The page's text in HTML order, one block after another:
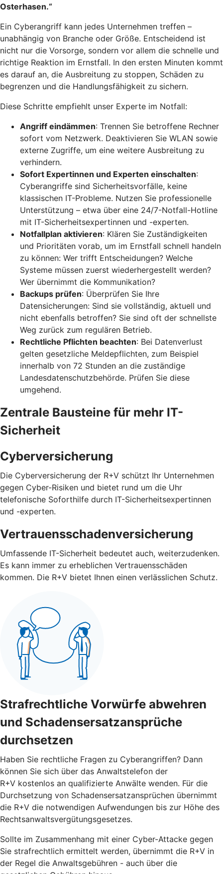
Osterhasen.“
Ein Cyberangriff kann jedes Unternehmen treffen –
unabhängig von Branche oder Größe. Entscheidend ist
nicht nur die Vorsorge, sondern vor allem die schnelle und
richtige Reaktion im Ernstfall. In den ersten Minuten kommt
es darauf an, die Ausbreitung zu stoppen, Schäden zu
begrenzen und die Handlungsfähigkeit zu sichern.
Diese Schritte empfiehlt unser Experte im Notfall:
Angriff eindämmen: Trennen Sie betroffene Rechner
sofort vom Netzwerk. Deaktivieren Sie WLAN sowie
externe Zugriffe, um eine weitere Ausbreitung zu
verhindern.
Sofort Expertinnen und Experten einschalten:
Cyberangriffe sind Sicherheitsvorfälle, keine
klassischen IT-Probleme. Nutzen Sie professionelle
Unterstützung – etwa über eine 24/7-Notfall-Hotline
mit IT-Sicherheitsexpertinnen und -experten.
Notfallplan aktivieren: Klären Sie Zuständigkeiten
und Prioritäten vorab, um im Ernstfall schnell handeln
zu können: Wer trifft Entscheidungen? Welche
Systeme müssen zuerst wiederhergestellt werden?
Wer übernimmt die Kommunikation?
Backups prüfen: Überprüfen Sie Ihre
Datensicherungen: Sind sie vollständig, aktuell und
nicht ebenfalls betroffen? Sie sind oft der schnellste
Weg zurück zum regulären Betrieb.
Rechtliche Pflichten beachten: Bei Datenverlust
gelten gesetzliche Meldepflichten, zum Beispiel
innerhalb von 72 Stunden an die zuständige
Landesdatenschutzbehörde. Prüfen Sie diese
umgehend.
Zentrale Bausteine für mehr IT-
Sicherheit
Cyberversicherung
Die Cyberversicherung der R+V schützt Ihr Unternehmen
gegen Cyber-Risiken und bietet rund um die Uhr
telefonische Soforthilfe durch IT-Sicherheitsexpertinnen
und -experten.
Vertrauensschadenversicherung
Umfassende IT-Sicherheit bedeutet auch, weiterzudenken.
Es kann immer zu erheblichen Vertrauensschäden
kommen. Die R+V bietet Ihnen einen verlässlichen Schutz.
Strafrechtliche Vorwürfe abwehren
und Schadensersatzansprüche
durchsetzen
Haben Sie rechtliche Fragen zu Cyberangriffen? Dann
können Sie sich über das Anwaltstelefon der
R+V kostenlos an qualifizierte Anwälte wenden. Für die
Durchsetzung von Schadensersatzansprüchen übernimmt
die R+V die notwendigen Aufwendungen bis zur Höhe des
Rechtsanwaltsvergütungsgesetzes.
Sollte im Zusammenhang mit einer Cyber-Attacke gegen
Sie strafrechtlich ermittelt werden, übernimmt die R+V in
der Regel die Anwaltsgebühren - auch über die